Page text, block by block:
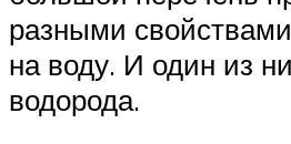
разными
на воду. И один из
водорода.